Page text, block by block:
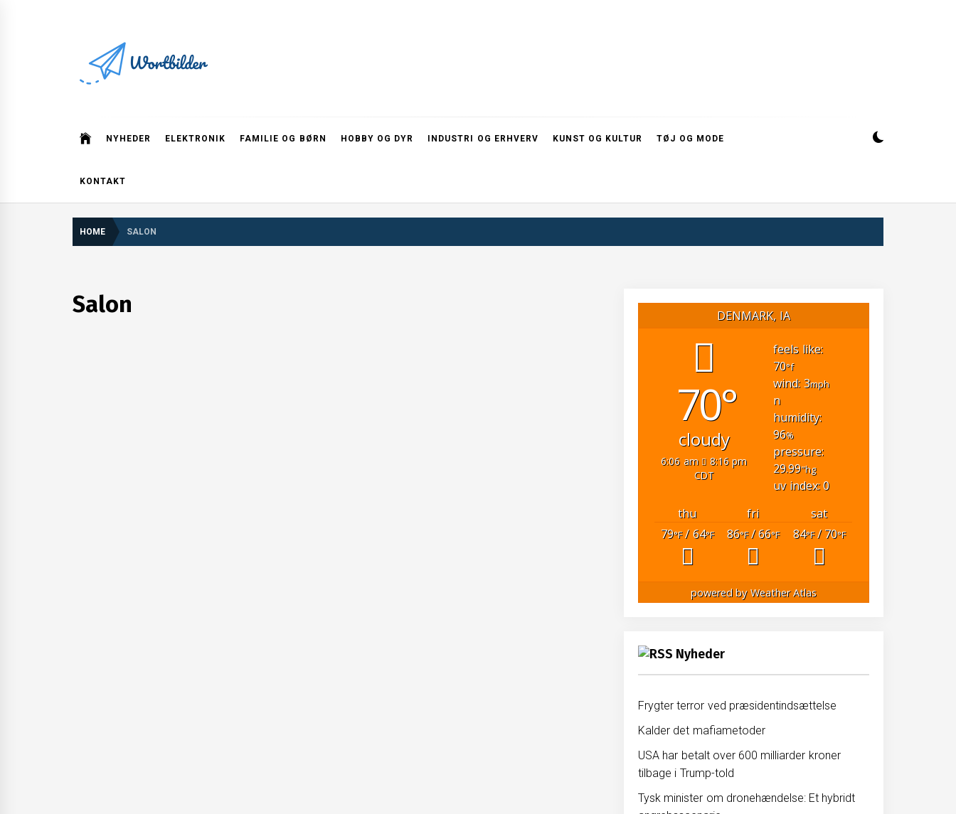
NYHEDER ELEKTRONIK FAMILIE OG BØRN HOBBY OG DYR INDUSTRI OG ERHVERV KUNST OG KULTUR TØJ OG MODE
KONTAKT
HOME SALON
Salon DENMARK, IA
70°
cloudy
6:06 am
8:16 pm
CDT
feels like:
70°f
wind: 3mph
n
humidity:
96%
pressure:
29.99"hg
uv index: 0
thu
fri
sat
79°F/ 64°F 86°F/ 66°F 84°F/ 70°F
powered by Weather Atlas
Nyheder
Frygter terror ved præsidentindsættelse
Kalder det mafiametoder
USA har betalt over 600 milliarder kroner
tilbage i Trump-told
Tysk minister om dronehændelse: Et hybridt